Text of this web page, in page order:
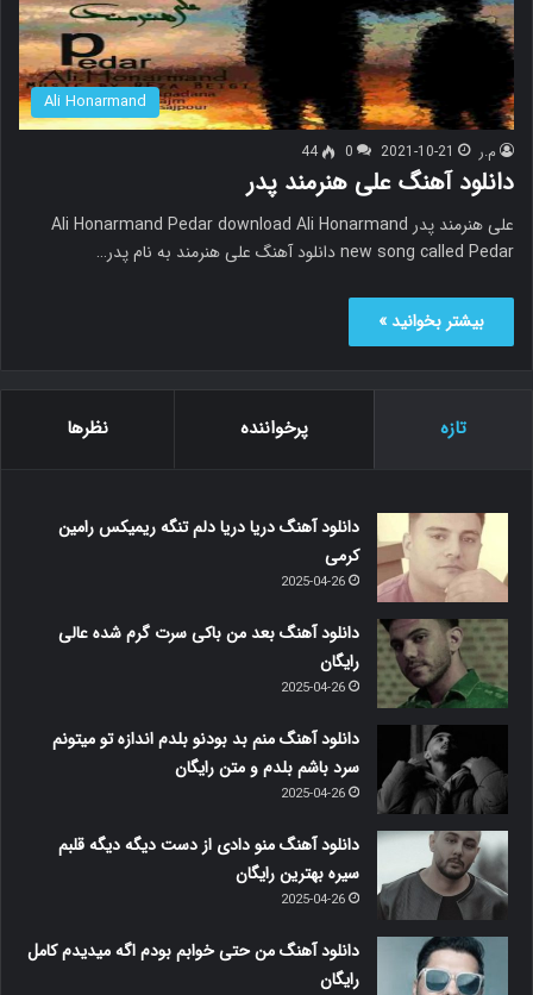
Ali Honarmand
م.ر 2021-10-21
0
44
دانلود آهنگ علی هنرمند پدر
علی هنرمند پدر Ali Honarmand Pedar download Ali Honarmand
new song called Pedar دانلود آهنگ علی هنرمند به نام پدر…
بیشتر بخوانید »
تازه پرخواننده نظرها
دانلود آهنگ دریا دریا دلم تنگه ریمیکس رامین
کرمی
2025-04-26
دانلود آهنگ بعد من باکی سرت گرم شده عالی
رایگان
2025-04-26
دانلود آهنگ منم بد بودنو بلدم اندازه تو میتونم
سرد باشم بلدم و متن رایگان
2025-04-26
دانلود آهنگ منو دادی از دست دیگه دیگه قلبم
سیره بهترین رایگان
2025-04-26
دانلود آهنگ من حتی خوابم بودم اگه میدیدم کامل
رایگان